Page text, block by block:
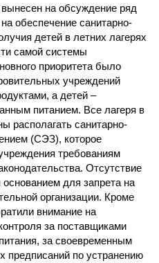
на обсуждение ряд
обеспечение санитарно-
детей в летних лагерях
самой системы
приоритета было
учреждений
а детей –
питанием. Все лагеря в
располагать санитарно-
(СЭЗ), которое
требованиям
Отсутствие
для запрета на
организации. Кроме
внимание на
за поставщиками
за своевременным
предписаний по устранению